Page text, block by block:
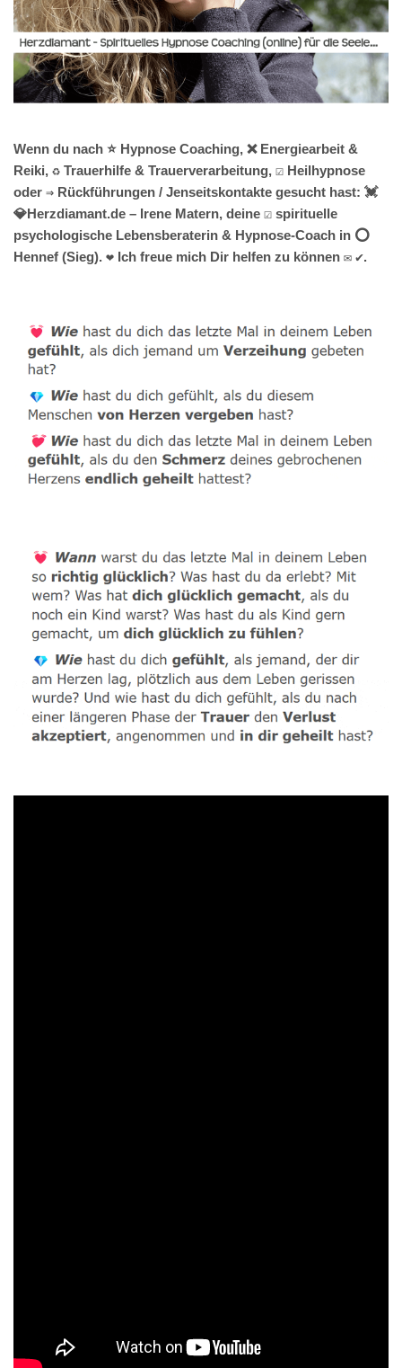
Wenn du nach ⭐ Hypnose Coaching, ❌ Energiearbeit &
Reiki, ♻ Trauerhilfe & Trauerverarbeitung, ☑️ Heilhypnose
oder ⇒ Rückführungen / Jenseitskontakte gesucht hast: 💓️
💎Herzdiamant.de – Irene Matern, deine ☑️ spirituelle
psychologische Lebensberaterin & Hypnose-Coach in ⭕
Hennef (Sieg). ❤ Ich freue mich Dir helfen zu können ✉ ✔.